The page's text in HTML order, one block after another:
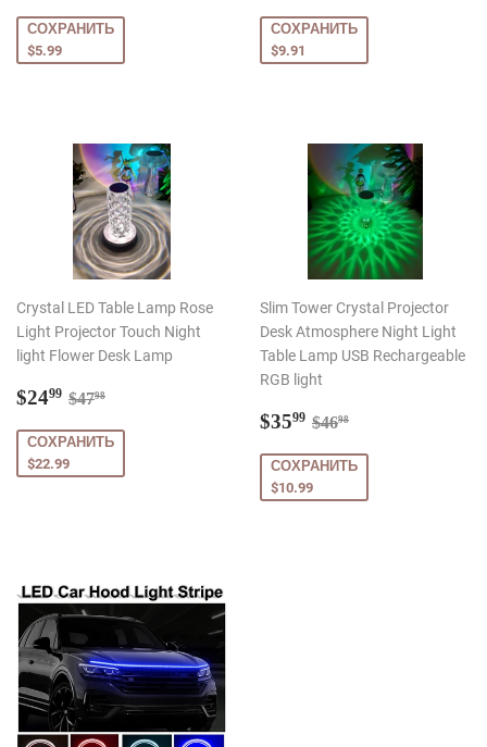
скидкой
СОХРАНИТЬ
$5.99
скидкой
СОХРАНИТЬ
$9.91
Crystal LED Table Lamp Rose
Light Projector Touch Night
light Flower Desk Lamp
Цена
скидкой
$2499 $24.99
Обычная цена
$4798
СОХРАНИТЬ
$22.99
Slim Tower Crystal Projector
Desk Atmosphere Night Light
Table Lamp USB Rechargeable
RGB light
Цена
скидкой
$3599 $35.99
Обычная цена
$4698
СОХРАНИТЬ
$10.99